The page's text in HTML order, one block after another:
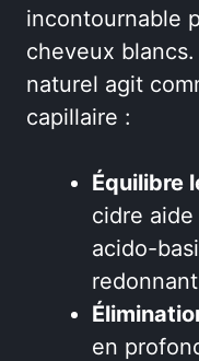
incontournable
cheveux
naturel agit
capillaire :
Équilibre
cidre aide
acido-
en